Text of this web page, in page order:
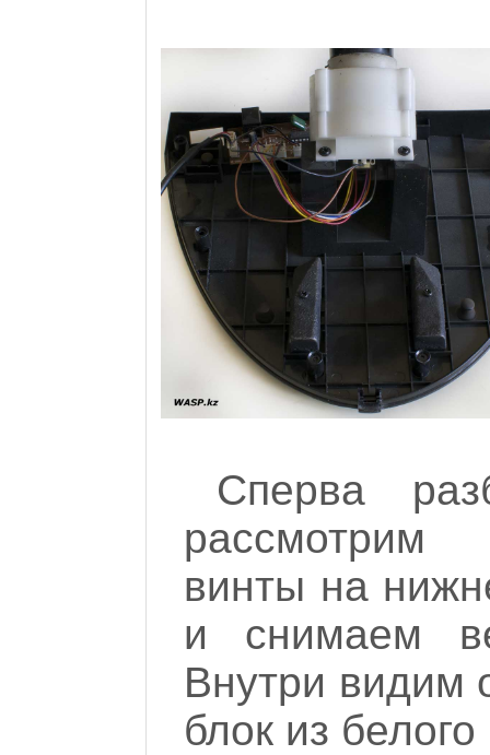
Сперва
рассмотрим
винты на
и снимаем
Внутри видим
блок из